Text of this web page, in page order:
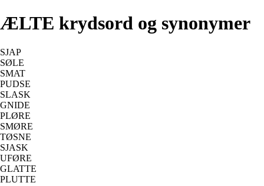
ÆLTE krydsord og synonymer
SJAP
SØLE
SMAT
PUDSE
SLASK
GNIDE
PLØRE
SMØRE
TØSNE
SJASK
UFØRE
GLATTE
PLUTTE